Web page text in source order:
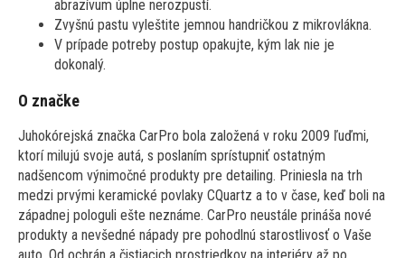
abrazívum úplne nerozpustí.
Zvyšnú pastu vyleštite jemnou handričkou z mikrovlákna.
V prípade potreby postup opakujte, kým lak nie je
dokonalý.
O značke
Juhokórejská značka CarPro bola založená v roku 2009 ľuďmi,
ktorí milujú svoje autá, s poslaním sprístupniť ostatným
nadšencom výnimočné produkty pre detailing. Priniesla na trh
medzi prvými keramické povlaky CQuartz a to v čase, keď boli na
západnej pologuli ešte neznáme. CarPro neustále prináša nové
produkty a nevšedné nápady pre pohodlnú starostlivosť o Vaše